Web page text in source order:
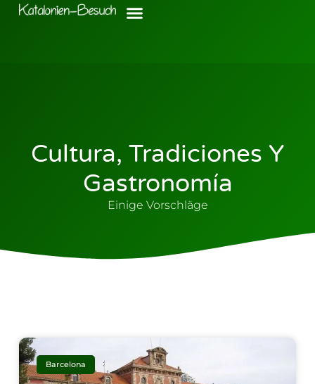
Cultura, Tradiciones Y
Gastronomía
Einige Vorschläge
Barcelona